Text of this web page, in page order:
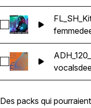
Sélectionnez
femme
Sélectionnez
vocals
Des packs qui